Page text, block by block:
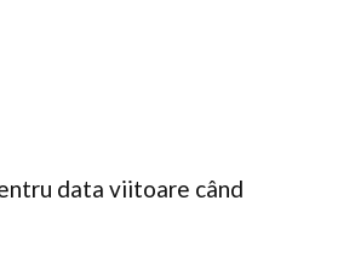
data viitoare când